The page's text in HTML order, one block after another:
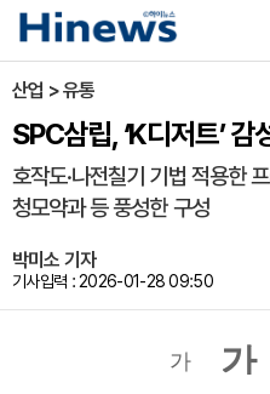
산업 > 유통
SPC삼립, ‘K디저트’ 감
호작도·나전칠기 기법 적용한
청모약과 등 풍성한 구성
박미소 기자
기사입력 : 2026-01-28 09:50
가 가